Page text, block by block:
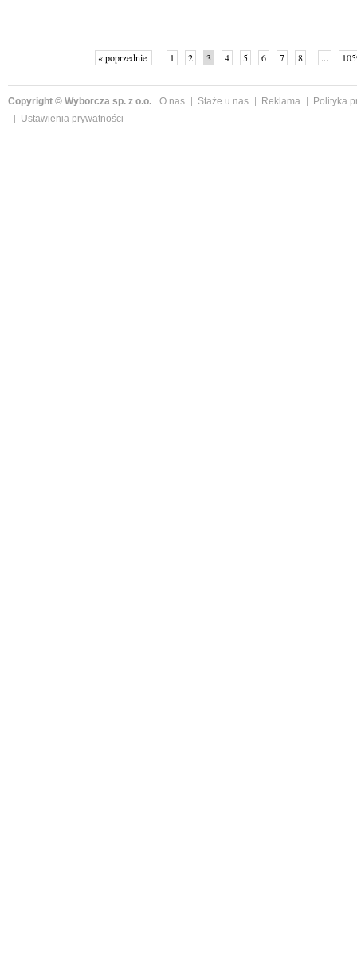
« poprzednie 1 2 3 4 5 6 7 8 ...
Copyright © Wyborcza sp. z o.o. O nas Staże u nas Reklama
Polityka
Ustawienia prywatności